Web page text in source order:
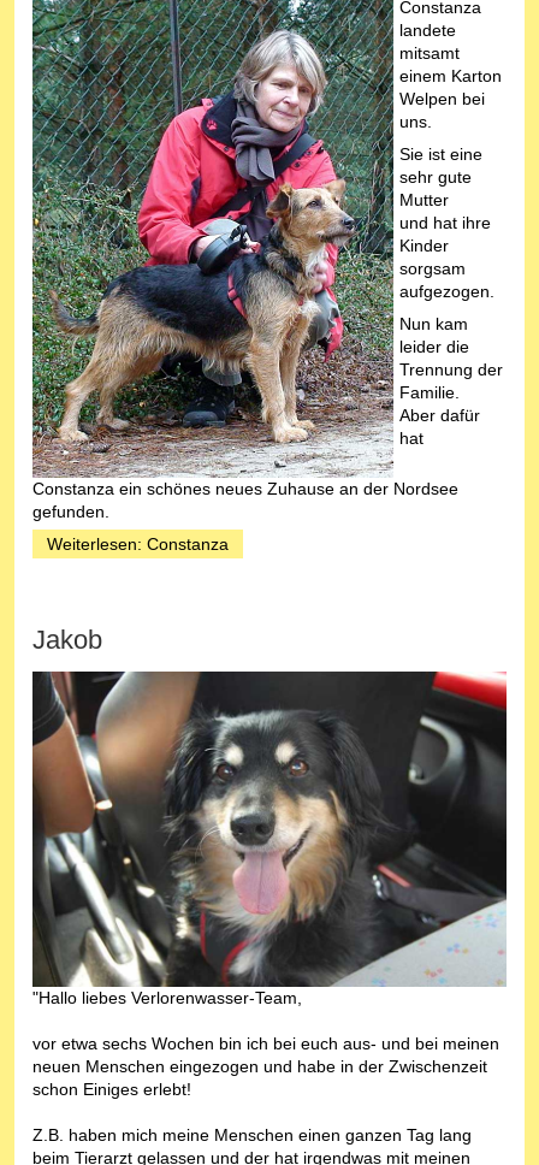
Constanza
landete
mitsamt
einem Karton
Welpen bei
uns.
Sie ist eine
sehr gute
Mutter
und hat ihre
Kinder
sorgsam
aufgezogen.
Nun kam
leider die
Trennung der
Familie.
Aber dafür
hat
Constanza ein schönes neues Zuhause an der Nordsee
gefunden.
Weiterlesen: Constanza
Jakob
"Hallo liebes Verlorenwasser-Team,
vor etwa sechs Wochen bin ich bei euch aus- und bei meinen
neuen Menschen eingezogen und habe in der Zwischenzeit
schon Einiges erlebt!
Z.B. haben mich meine Menschen einen ganzen Tag lang
beim Tierarzt gelassen und der hat irgendwas mit meinen